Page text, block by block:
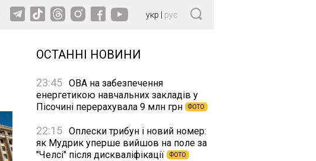
укр рус
ОСТАННІ НОВИНИ
23:45 ОВА на забезпечення
енергетикою навчальних закладів у
Пісочині перерахувала 9 млн грн
ФОТО
22:15 Оплески трибун і новий номер:
як Мудрик уперше вийшов на поле за
"Челсі" після дискваліфікації
ФОТО